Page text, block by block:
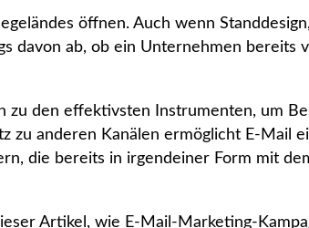
öffnen. Auch wenn
davon ab, ob ein Unternehmen bereits
zu den effektivsten Instrumenten, um
zu anderen Kanälen ermöglicht E-Mail
die bereits in irgendeiner Form mit
Artikel, wie E-Mail-Marketing-